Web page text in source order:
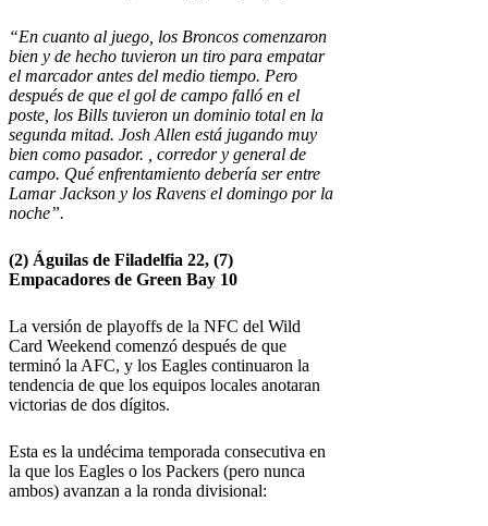
“En cuanto al juego, los Broncos comenzaron
bien y de hecho tuvieron un tiro para empatar
el marcador antes del medio tiempo. Pero
después de que el gol de campo falló en el
poste, los Bills tuvieron un dominio total en la
segunda mitad. Josh Allen está jugando muy
bien como pasador. , corredor y general de
campo. Qué enfrentamiento debería ser entre
Lamar Jackson y los Ravens el domingo por la
noche”.
(2) Águilas de Filadelfia 22, (7)
Empacadores de Green Bay 10
La versión de playoffs de la NFC del Wild
Card Weekend comenzó después de que
terminó la AFC, y los Eagles continuaron la
tendencia de que los equipos locales anotaran
victorias de dos dígitos.
Esta es la undécima temporada consecutiva en
la que los Eagles o los Packers (pero nunca
ambos) avanzan a la ronda divisional: